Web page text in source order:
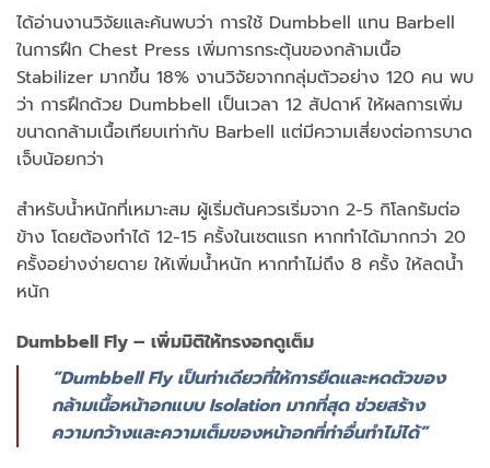
ได้อ่านงานวิจัยและค้นพบว่า การใช้ Dumbbell แทน Barbell
ในการฝึก Chest Press เพิ่มการกระตุ้นของกล้ามเนื้อ
Stabilizer มากขึ้น 18% งานวิจัยจากกลุ่มตัวอย่าง 120 คน พบ
ว่า การฝึกด้วย Dumbbell เป็นเวลา 12 สัปดาห์ ให้ผลการเพิ่ม
ขนาดกล้ามเนื้อเทียบเท่ากับ Barbell แต่มีความเสี่ยงต่อการบาด
เจ็บน้อยกว่า
สำหรับน้ำหนักที่เหมาะสม ผู้เริ่มต้นควรเริ่มจาก 2-5 กิโลกรัมต่อ
ข้าง โดยต้องทำได้ 12-15 ครั้งในเซตแรก หากทำได้มากกว่า 20
ครั้งอย่างง่ายดาย ให้เพิ่มน้ำหนัก หากทำไม่ถึง 8 ครั้ง ให้ลดน้ำ
หนัก
Dumbbell Fly – เพิ่มมิติให้ทรงอกดูเต็ม
“Dumbbell Fly เป็นท่าเดียวที่ให้การยืดและหดตัวของ
กล้ามเนื้อหน้าอกแบบ Isolation มากที่สุด ช่วยสร้าง
ความกว้างและความเต็มของหน้าอกที่ท่าอื่นทำไม่ได้”